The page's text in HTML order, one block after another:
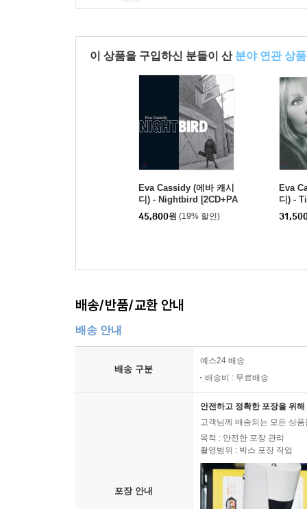
이 상품을 구입하신 분들이 산 분야 연관 상품
Eva Cassidy (에바 캐시
디) - Nightbird [2CD+PA
L방식 DVD]
45,800원 (19% 할인)
Eva
디) -
배송/반품/교환 안내
배송 안내
배송 구분
예스24 배송
배송비 : 무료배송
포장 안내
안전하고 정확한 포장을 위
고객님께 배송되는 모든 상
목적 : 안전한 포장 관리
촬영범위 : 박스 포장 작업